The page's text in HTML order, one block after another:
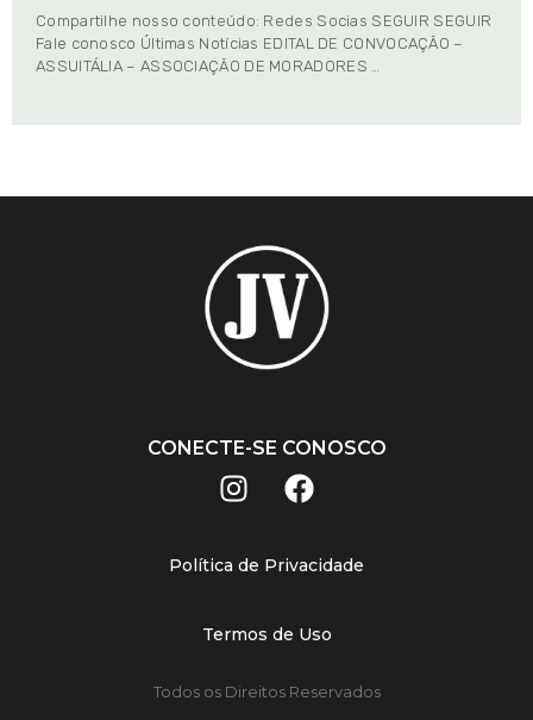
Compartilhe nosso conteúdo: Redes Socias SEGUIR SEGUIR
Fale conosco Últimas Notícias EDITAL DE CONVOCAÇÃO –
ASSUITÁLIA – ASSOCIAÇÃO DE MORADORES …
CONECTE-SE CONOSCO
Política de Privacidade
Termos de Uso
Todos os Direitos Reservados